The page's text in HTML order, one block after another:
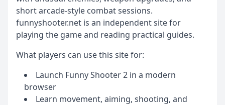
short arcade-style combat sessions.
funnyshooter.net is an independent site for
playing the game and reading practical guides.
What players can use this site for:
Launch Funny Shooter 2 in a modern
browser
Learn movement, aiming, shooting, and